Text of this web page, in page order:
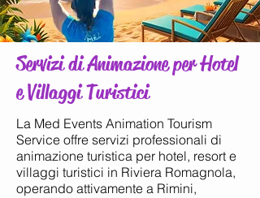
Servizi di Animazione per Hotel
e Villaggi Turistici
La Med Events Animation Tourism
Service offre servizi professionali di
animazione turistica per hotel, resort e
villaggi turistici in Riviera Romagnola,
operando attivamente a Rimini,